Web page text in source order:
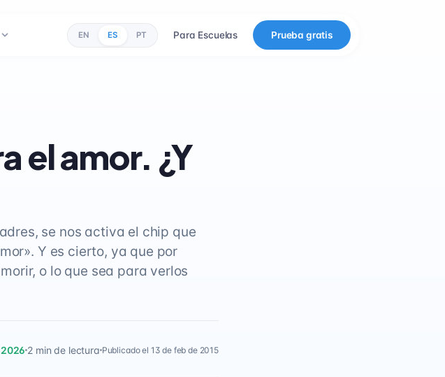
EN ES PT Para Escuelas Prueba gratis
el amor. ¿Y
se nos activa el chip que
Y es cierto, ya que por
o lo que sea para verlos
2 min de lectura Publicado el 13 de feb de 2015